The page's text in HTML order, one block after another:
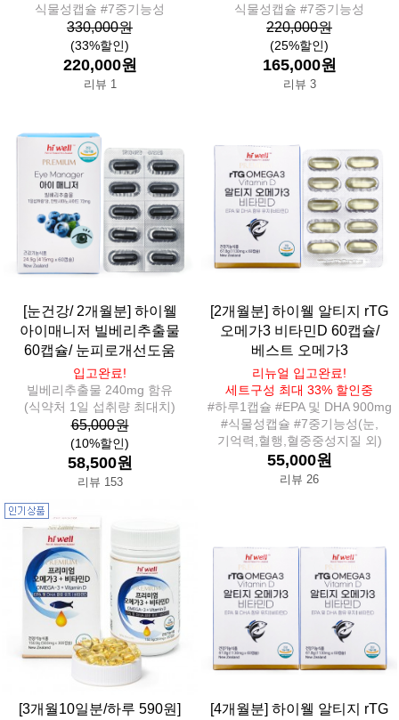
식물성캡슐 #7중기능성
330,000원
(33%할인)
220,000원
리뷰 1
식물성캡슐 #7중기능성
220,000원
(25%할인)
165,000원
리뷰 3
[눈건강/ 2개월분] 하이웰
아이매니저 빌베리추출물
60캡슐/ 눈피로개선도움
입고완료!
빌베리추출물 240mg 함유
(식약처 1일 섭취량 최대치)
65,000원
(10%할인)
58,500원
리뷰 153
[2개월분] 하이웰 알티지 rTG
오메가3 비타민D 60캡슐/
베스트 오메가3
리뉴얼 입고완료!
세트구성 최대 33% 할인중
#하루1캡슐 #EPA 및 DHA 900mg
#식물성캡슐 #7중기능성(눈,
기억력,혈행,혈중중성지질 외)
55,000원
리뷰 26
[3개월10일분/하루 590원]
[4개월분] 하이웰 알티지 rTG